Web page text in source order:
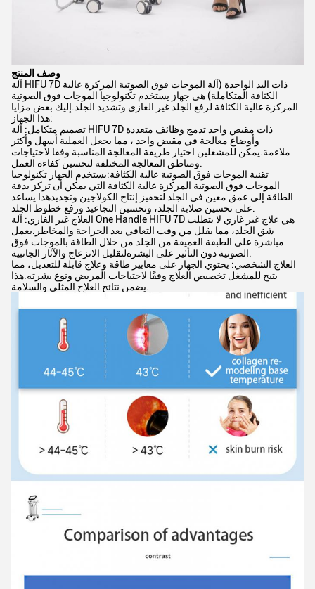
وصف المنتج
آلة HIFU 7D ذات اليد الواحدة (آلة الموجات فوق الصوتية المركزة عالية
الكثافة المتكاملة) هي جهاز يستخدم تكنولوجيا الموجات فوق الصوتية
المركزة عالية الكثافة لرفع الجلد غير الغازي وتشديد الجلد.إليك بعض مزايا
هذا الجهاز:
تصميم متكامل: آلة HIFU 7D ذات مقبض واحد تدمج وظائف متعددة
وأوضاع معالجة في مقبض واحد ، مما يجعل العملية أسهل وأكثر
ملاءمة.يمكن للمشغلين اختيار طريقة المعالجة المناسبة وفقا لاحتياجات
ومناطق المعالجة المختلفة لتحسين كفاءة العمل.
تقنية الموجات فوق الصوتية عالية الكثافة:يستخدم الجهاز تكنولوجيا
الموجات فوق الصوتية المركزة عالية الكثافة التي يمكن أن تركز بدقة
الطاقة إلى عمق معين في الجلد لتحفيز إنتاج الكولاجين وتجديدهذا يساعد
على تحسين صلابة الجلد، وتحسين التجاعيد ورفع خطوط الجلد.
العلاج غير الغازي: آلة One Handle HIFU 7D هي علاج غير غازي لا يتطلب
شق الجلد، مما يقلل من وقت التعافي بعد الجراحة والمخاطر.يعمل
مباشرة على الطبقة العميقة من الجلد من خلال الطاقة بالموجات فوق
الصوتية دون التأثير على البشرةلتقليل الانزعاج والآثار الجانبية.
العلاج الشخصي: يحتوي الجهاز على معايير طاقة وعلاج قابلة للتعديل، مما
يتيح للمشغل تخصيص العلاج وفقًا لاحتياجات المريض ونوع بشرته.هذا
يضمن نتائج العلاج المثلى والسلامة.